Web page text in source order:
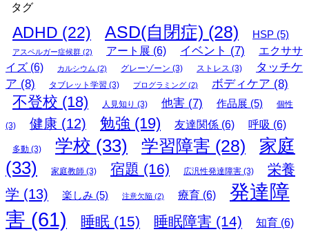
タグ
ADHD (22) ASD(自閉症) (28) HSP (5)
アスペルガー症候群 (2) アート展 (6) イベント (7)
エクササ
イズ (6) カルシウム (2) グレーゾーン (3) ストレス (3)
タッチケ
ア (8) タブレット学習 (3) プログラミング (2) ボディケア (8)
不登校 (18) 人見知り (3) 他害 (7) 作品展 (5) 個性
(3) 健康 (12) 勉強 (19) 友達関係 (6) 呼吸 (6)
多動 (3) 学校 (33) 学習障害 (28)
家庭
(33)
家庭教師 (3) 宿題 (16) 広汎性発達障害 (3)
栄養
学 (13) 楽しみ (5) 注意欠陥 (2) 療育 (6)
発達障
害 (61) 睡眠 (15) 睡眠障害 (14) 知育 (6)